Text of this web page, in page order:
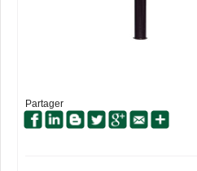
Partager